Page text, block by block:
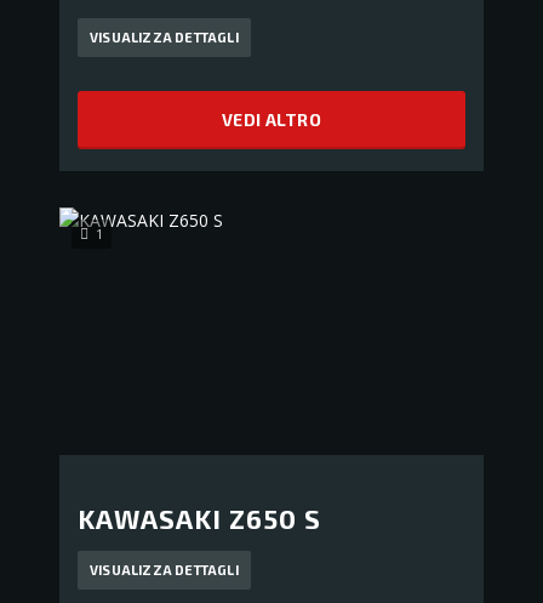
VISUALIZZA DETTAGLI
VEDI ALTRO
1
KAWASAKI Z650 S
VISUALIZZA DETTAGLI